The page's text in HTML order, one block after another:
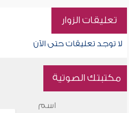
تعليقات الزوار
لا توجد تعليقات حتى الآن
مكتبتك الصوتية
اسم